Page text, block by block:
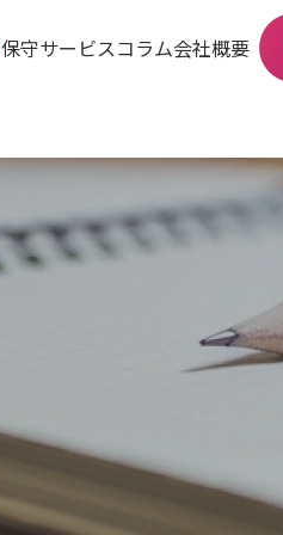
保守サービスコラム会社概要